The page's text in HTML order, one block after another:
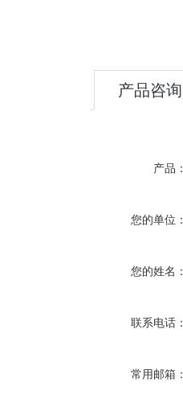
产品咨询
产品：
您的单位：
您的姓名：
联系电话：
常用邮箱：